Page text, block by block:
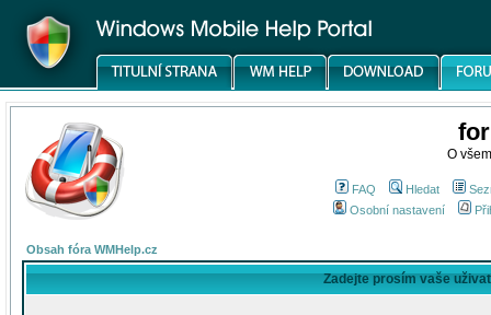
O
FAQ Hledat
Osobní nastavení
Obsah fóra WMHelp.cz
Zadejte prosím vaše